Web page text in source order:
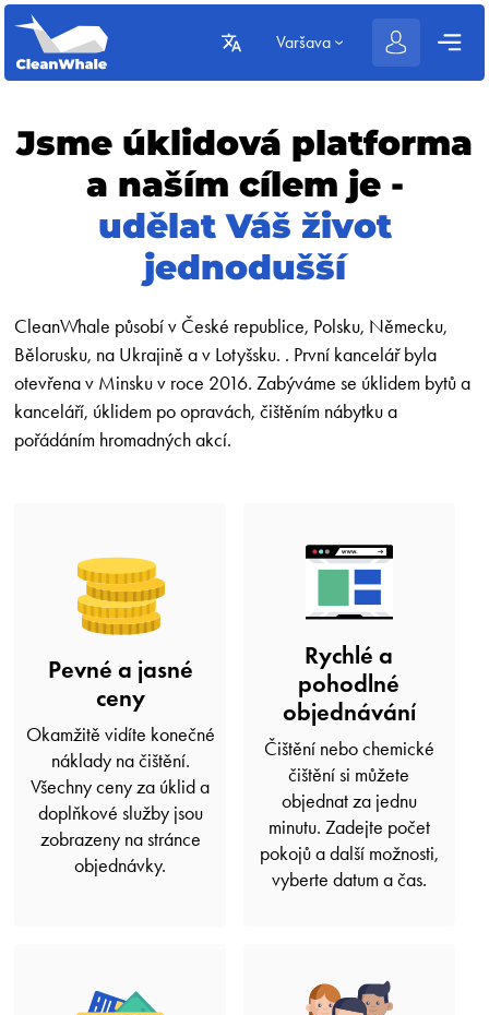
Varšava
Jsme úklidová platforma
a naším cílem je -
udělat Váš život
jednodušší
СleanWhale působí v České republice, Polsku, Německu,
Bělorusku, na Ukrajině a v Lotyšsku. . První kancelář byla
otevřena v Minsku v roce 2016. Zabýváme se úklidem bytů a
kanceláří, úklidem po opravách, čištěním nábytku a
pořádáním hromadných akcí.
Pevné a jasné
ceny
Okamžitě vidíte konečné
náklady na čištění.
Všechny ceny za úklid a
doplňkové služby jsou
zobrazeny na stránce
objednávky.
Rychlé a
pohodlné
objednávání
Čištění nebo chemické
čištění si můžete
objednat za jednu
minutu. Zadejte počet
pokojů a další možnosti,
vyberte datum a čas.